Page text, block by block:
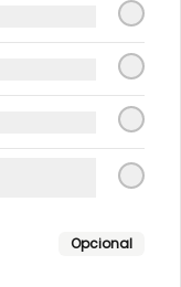
Opcional